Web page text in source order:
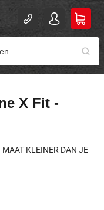
X Fit -
MAAT KLEINER DAN JE